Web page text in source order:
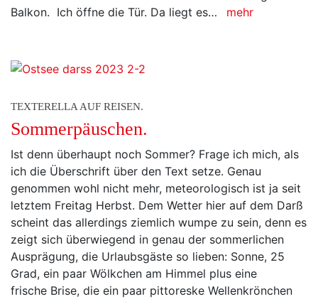
Balkon. Ich öffne die Tür. Da liegt es…
mehr
TEXTERELLA AUF REISEN.
Sommerpäuschen.
Ist denn überhaupt noch Sommer? Frage ich mich, als
ich die Überschrift über den Text setze. Genau
genommen wohl nicht mehr, meteorologisch ist ja seit
letztem Freitag Herbst. Dem Wetter hier auf dem Darß
scheint das allerdings ziemlich wumpe zu sein, denn es
zeigt sich überwiegend in genau der sommerlichen
Ausprägung, die Urlaubsgäste so lieben: Sonne, 25
Grad, ein paar Wölkchen am Himmel plus eine
frische Brise, die ein paar pittoreske Wellenkrönchen